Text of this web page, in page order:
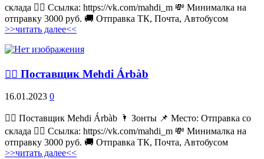
склада 👉🏻 Ссылка: https://vk.com/mahdi_m 💸 Минималка на
отправку 3000 руб. 🚚 Отправка ТК, Почта, Автобусом
>>читать далее<<
💁‍♂ Поставщик Mehdi Árbàb
16.01.2023 0
💁‍♂ Поставщик Mehdi Árbàb 🌂 Зонты 📌 Место: Отправка со
склада 👉🏻 Ссылка: https://vk.com/mahdi_m 💸 Минималка на
отправку 3000 руб. 🚚 Отправка ТК, Почта, Автобусом
>>читать далее<<